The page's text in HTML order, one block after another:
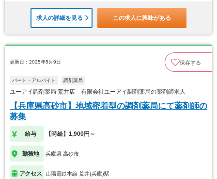
求人の詳細を見る この求人に興味がある
更新日：2025年5月9日 保存する
パート・アルバイト 調剤薬局
ユーアイ調剤薬局 荒井店 有限会社ユーアイ調剤薬局の薬剤師求人
【兵庫県高砂市】地域密着型の調剤薬局にて薬剤師の
募集
給与 【時給】1,900円～
勤務地 兵庫県 高砂市
アクセス 山陽電鉄本線 荒井(兵庫)駅